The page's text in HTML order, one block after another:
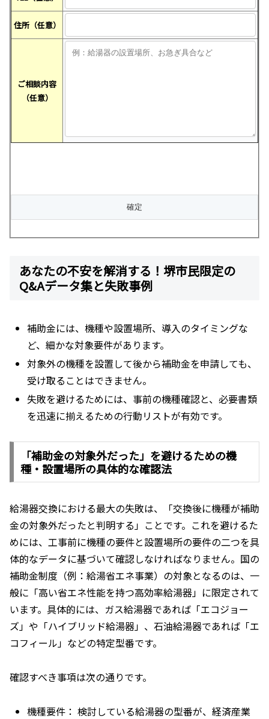
住所（任意）
ご相談内容
（任意）
あなたの不安を解消する！堺市民限定の
Q&Aデータ集と失敗事例
補助金には、機種や設置場所、導入のタイミングな
ど、細かな対象要件があります。
対象外の機種を設置して後から補助金を申請しても、
受け取ることはできません。
失敗を避けるためには、事前の機種確認と、必要書類
を迅速に揃えるための行動リストが有効です。
「補助金の対象外だった」を避けるための機
種・設置場所の具体的な確認法
給湯器交換における最大の失敗は、「交換後に機種が補助
金の対象外だったと判明する」ことです。これを避けるた
めには、工事前に機種の要件と設置場所の要件の二つを具
体的なデータに基づいて確認しなければなりません。国の
補助金制度（例：給湯省エネ事業）の対象となるのは、一
般に「高い省エネ性能を持つ高効率給湯器」に限定されて
います。具体的には、ガス給湯器であれば「エコジョー
ズ」や「ハイブリッド給湯器」、石油給湯器であれば「エ
コフィール」などの特定型番です。
確認すべき事項は次の通りです。
機種要件： 検討している給湯器の型番が、経済産業